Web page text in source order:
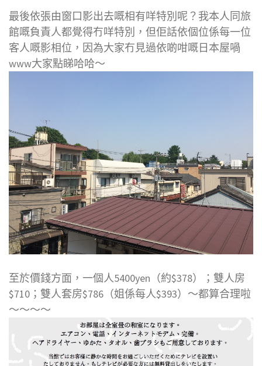
最後依張由窗口影出去嘅相有咩特別呢？我本人同旅
館嘅負責人都覺得冇咩特別，但佢話依個位係每一位
客人嘅影相位，因為大家冇見過依啲咁嘅日本屋喎
www大家點睇哈哈～
至於價錢方面，一個人5400yen（約$378）；雙人房
$710；雙人套房$786（姐係每人$393）～都算合理啦
～～～～